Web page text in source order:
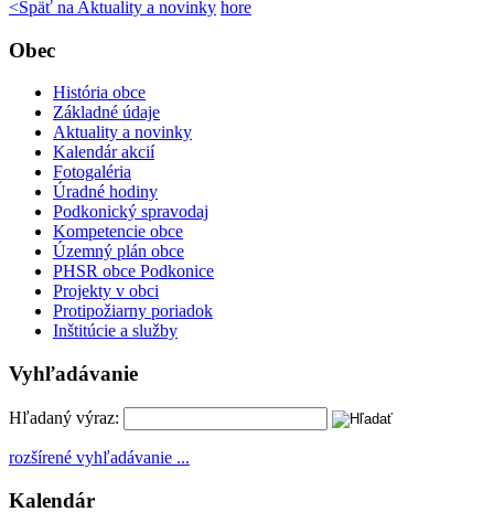
<Späť na Aktuality a novinky hore
Obec
História obce
Základné údaje
Aktuality a novinky
Kalendár akcií
Fotogaléria
Úradné hodiny
Podkonický spravodaj
Kompetencie obce
Územný plán obce
PHSR obce Podkonice
Projekty v obci
Protipožiarny poriadok
Inštitúcie a služby
Vyhľadávanie
Hľadaný výraz:
rozšírené vyhľadávanie ...
Kalendár